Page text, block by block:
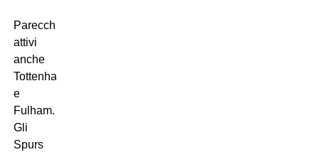
Parecchio
attivi
anche
Tottenham
e
Fulham.
Gli
Spurs